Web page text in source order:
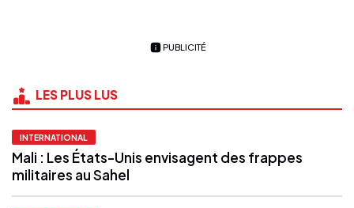
PUBLICITÉ
LES PLUS LUS
INTERNATIONAL
Mali : Les États-Unis envisagent des frappes
militaires au Sahel